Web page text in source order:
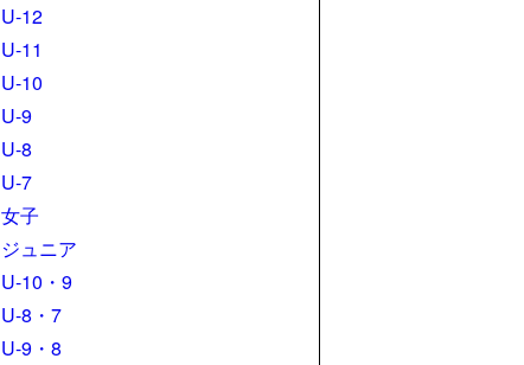
U-12
U-11
U-10
U-9
U-8
U-7
女子
ジュニア
U-10・9
U-8・7
U-9・8